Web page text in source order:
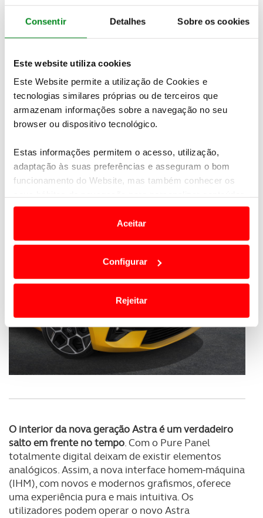
Consentir Detalhes Sobre os cookies
Este website utiliza cookies
Este Website permite a utilização de Cookies e
tecnologias similares próprias ou de terceiros que
armazenam informações sobre a navegação no seu
browser ou dispositivo tecnológico.
Estas informações permitem o acesso, utilização,
adaptação às suas preferências e asseguram o bom
funcionamento do Website, mas também conhecer os
e anúncios de modo a promover produtos e/ou serviços.
Em alguns casos, a utilização destas tecnologias
termos e a todo o tempo as suas preferências e limitando
o acesso a informações durante a navegação no
personalizar conteúdos e anúncios, para lhe proporcionar
funcionalidades de redes sociais, bem como para
analisar dados de navegação no nosso website.
O ACP garantirá que as transferências internacionais de
dados pessoais serão realizadas apenas com o seu
consentimento e quando tal se afigure estritamente
necessário no contexto dos serviços a prestar.
Aceitar
Configurar
Rejeitar
matéria de motorizações. É o primeiro Opel que, em
breve, oferecerá aos clientes a possibilidade de
escolha entre propulsão puramente elétrica, híbrida
plug-in ou motor a combustão. O intervalo de
potências vai dos 110 cv aos 225 cv
, estando,
portanto, assegurado um elevado nível de
desempenho dinâmico. Nesta nova geração do seu
“bestseller” compacto, a Opel alia o prazer de
condução com a máxima eficiência e consciência
ambiental.
O interior da nova geração Astra é um verdadeiro
salto em frente no tempo. Com o Pure Panel
totalmente digital deixam de existir elementos
analógicos. Assim, a nova interface homem-máquina
(IHM), com novos e modernos grafismos, oferece
uma experiência pura e mais intuitiva. Os
utilizadores podem operar o novo Astra